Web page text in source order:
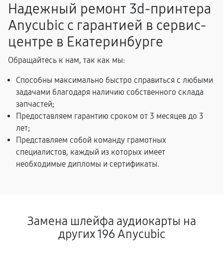
Надежный ремонт 3d-принтера
Anycubic с гарантией в сервис-
центре в Екатеринбурге
Обращайтесь к нам, так как мы:
Способны максимально быстро справиться с любыми
задачами благодаря наличию собственного склада
запчастей;
Предоставляем гарантию сроком от 3 месяцев до 3
лет;
Представляем собой команду грамотных
специалистов, каждый из которых имеет
необходимые дипломы и сертификаты.
Замена шлейфа аудиокарты на
других 196 Anycubic